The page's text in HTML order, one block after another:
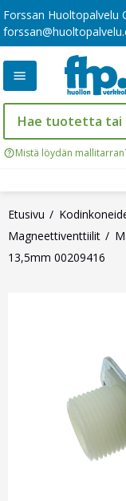
Forssan Huoltopalvelu
Mistä löydän
Etusivu
Magneettiventtiilit
13,5mm 00209416